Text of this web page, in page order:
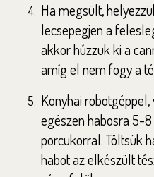
Ha megsült,
lecsepegjen a
akkor húzzuk ki a
amíg el nem fogy a
Konyhai
egészen habosra 5-
porcukorral. Töltsük
habot az elkészült